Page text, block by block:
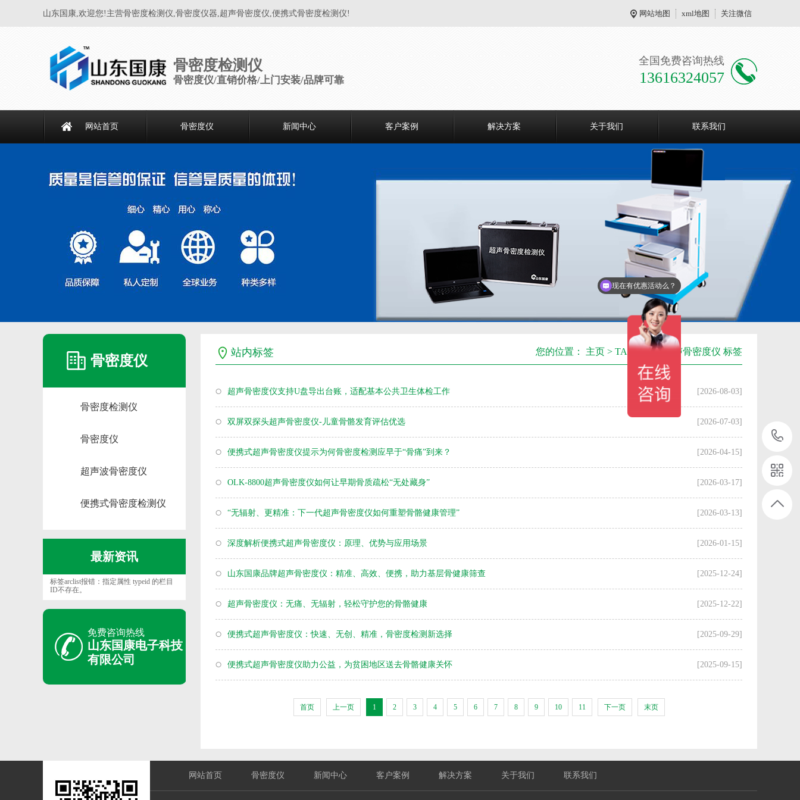
山东国康,欢迎您!主营骨密度检测仪,骨密度仪器,超声骨密度仪,便携式骨密度检测仪! 网站地图 xml地图 关注微信
骨密度检测仪
骨密度仪/直销价格/上门安装/品牌可靠
全国免费咨询热线
13616324057
网站首页 骨密度仪 新闻中心 客户案例 解决方案 关于我们 联系我们
骨密度仪
骨密度检测仪
骨密度仪
超声波骨密度仪
便携式骨密度检测仪
最新资讯
标签arclist报错：指定属性 typeid 的栏目
ID不存在。
免费咨询热线
山东国康电子科技
有限公司
站内标签 您的位置： 主页 > TAG标签> 超声骨密度仪 标签
超声骨密度仪支持U盘导出台账，适配基本公共卫生体检工作 [2026-08-03]
双屏双探头超声骨密度仪-儿童骨骼发育评估优选 [2026-07-03]
便携式超声骨密度仪提示为何骨密度检测应早于“骨痛”到来？ [2026-04-15]
OLK-8800超声骨密度仪如何让早期骨质疏松“无处藏身” [2026-03-17]
“无辐射、更精准：下一代超声骨密度仪如何重塑骨骼健康管理” [2026-03-13]
深度解析便携式超声骨密度仪：原理、优势与应用场景 [2026-01-15]
山东国康品牌超声骨密度仪：精准、高效、便携，助力基层骨健康筛查 [2025-12-24]
超声骨密度仪：无痛、无辐射，轻松守护您的骨骼健康 [2025-12-22]
便携式超声骨密度仪：快速、无创、精准，骨密度检测新选择 [2025-09-29]
便携式超声骨密度仪助力公益，为贫困地区送去骨骼健康关怀 [2025-09-15]
首页 上一页 1 2 3 4 5 6 7 8 9 10 11 下一页 末页
网站首页 骨密度仪 新闻中心 客户案例 解决方案 关于我们 联系我们
现在有优惠活动么？